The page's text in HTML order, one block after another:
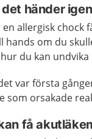
det händer igen
en allergisk chock
hands om du
du kan
var första
som orsakade
få